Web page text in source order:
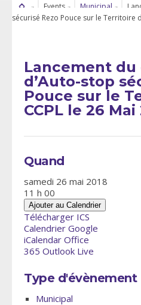
Events Municipal
sécurisé Rezo Pouce sur le Territoire
Lancement
d’Auto-stop
Pouce sur le
CCPL le 26 Mai
Quand
samedi 26 mai 2018
11 h 00
Ajouter au Calendrier
Télécharger ICS
Calendrier Google
iCalendar Office
365 Outlook Live
Type d'évènement
Municipal